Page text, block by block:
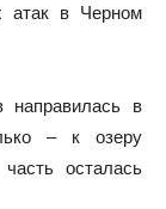
атак в Черном
направилась в
– к озеру
осталась